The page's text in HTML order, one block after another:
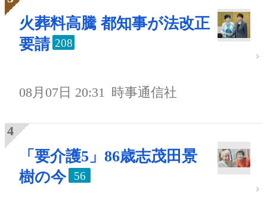
火葬料高騰 都知事が法改正
要請 208
08月07日 20:31 時事通信社
「要介護5」86歳志茂田景
樹の今
56